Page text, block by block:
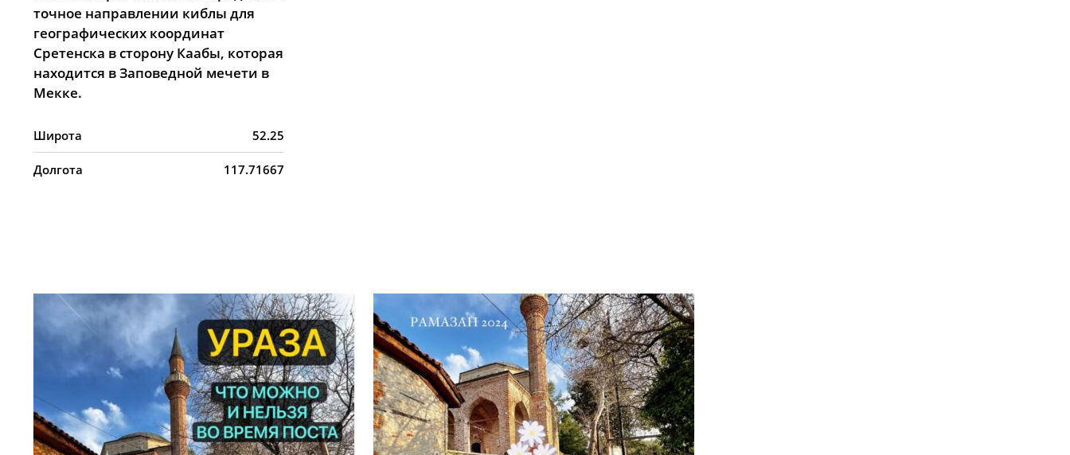
точное направлении киблы для
географических координат
Сретенска в сторону Каабы, которая
находится в Заповедной мечети в
Мекке.
Широта 52.25
Долгота 117.71667